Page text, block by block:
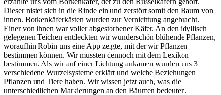
erzählte uns vom Borkenkäfer, der zu den Rüsselkäfern gehört.
Dieser nistet sich in die Rinde ein und zerstört somit den Baum von
innen. Borkenkäferkästen wurden zur Vernichtung angebracht.
Einer von ihnen war voller abgestorbener Käfer. An den idyllisch
gelegenen Teichen entdeckten wir wunderschön blühende Pflanzen,
woraufhin Robin uns eine App zeigte, mit der wir Pflanzen
bestimmen können. Wir mussten dennoch mit dem Lexikon
bestimmen. Als wir auf einer Lichtung ankamen wurden uns 3
verschiedene Wurzelsysteme erklärt und welche Beziehungen
Pflanzen und Tiere haben. Wir wissen jetzt auch, was die
unterschiedlichen Markierungen an den Bäumen bedeuten.